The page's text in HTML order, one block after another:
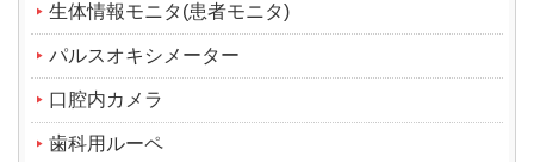
生体情報モニタ(患者モニタ)
パルスオキシメーター
口腔内カメラ
歯科用ルーペ